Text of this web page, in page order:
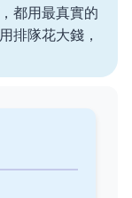
都用最真實的
排隊花大錢，